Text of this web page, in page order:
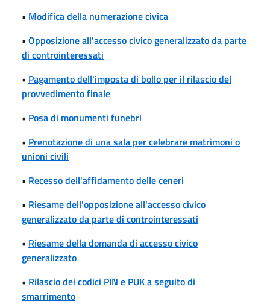
• Modifica della numerazione civica
• Opposizione all'accesso civico generalizzato da parte
di controinteressati
• Pagamento dell'imposta di bollo per il rilascio del
provvedimento finale
• Posa di monumenti funebri
• Prenotazione di una sala per celebrare matrimoni o
unioni civili
• Recesso dell'affidamento delle ceneri
• Riesame dell'opposizione all'accesso civico
generalizzato da parte di controinteressati
• Riesame della domanda di accesso civico
generalizzato
• Rilascio dei codici PIN e PUK a seguito di
smarrimento